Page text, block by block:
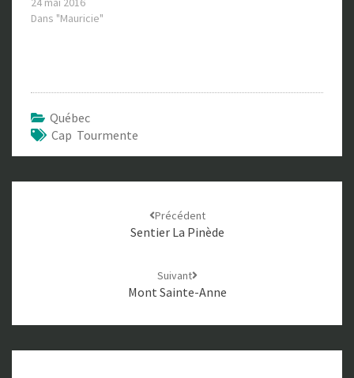
Dans "Mauricie"
Québec
Cap Tourmente
Précédent
Sentier La Pinède
Suivant
Mont Sainte-Anne